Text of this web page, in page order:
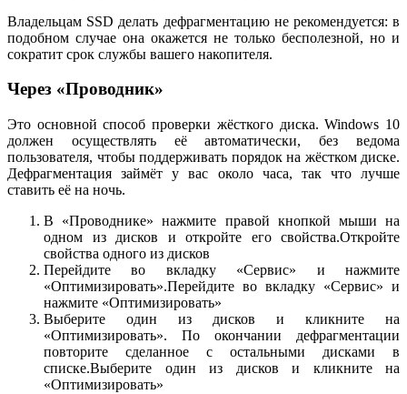
Владельцам SSD делать дефрагментацию не рекомендуется: в
подобном случае она окажется не только бесполезной, но и
сократит срок службы вашего накопителя.
Через «Проводник»
Это основной способ проверки жёсткого диска. Windows 10
должен осуществлять её автоматически, без ведома
пользователя, чтобы поддерживать порядок на жёстком диске.
Дефрагментация займёт у вас около часа, так что лучше
ставить её на ночь.
В «Проводнике» нажмите правой кнопкой мыши на
одном из дисков и откройте его свойства.Откройте
свойства одного из дисков
Перейдите во вкладку «Сервис» и нажмите
«Оптимизировать».Перейдите во вкладку «Сервис» и
нажмите «Оптимизировать»
Выберите один из дисков и кликните на
«Оптимизировать». По окончании дефрагментации
повторите сделанное с остальными дисками в
списке.Выберите один из дисков и кликните на
«Оптимизировать»